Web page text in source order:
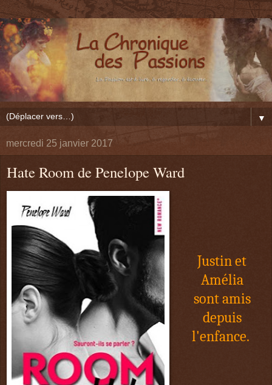
▼
mercredi 25 janvier 2017
Hate Room de Penelope Ward
Justin et
Amélia
sont amis
depuis
l'enfance.